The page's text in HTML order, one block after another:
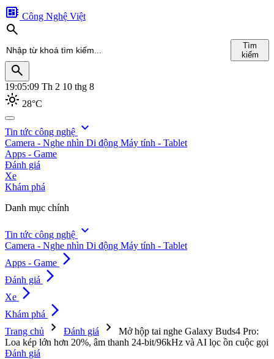
developer_board Công Nghệ Việt
search
Tìm
kiếm
search
19:05:11 Th 2 10 thg 8
light_mode 28°C
search
Tin tức công nghệ expand_more
Camera - Nghe nhìn Di động Máy tính - Tablet
Apps - Game
Đánh giá
Xe
Khám phá
Danh mục chính
Tin tức công nghệ expand_more
Camera - Nghe nhìn Di động Máy tính - Tablet
Apps - Game arrow_forward_ios
Đánh giá arrow_forward_ios
Xe arrow_forward_ios
Khám phá arrow_forward_ios
Trang chủ chevron_right Đánh giá chevron_right
Mở hộp tai nghe Galaxy Buds4 Pro:
Loa kép lớn hơn 20%, âm thanh 24-bit/96kHz và AI lọc ồn cuộc gọi
Đánh giá